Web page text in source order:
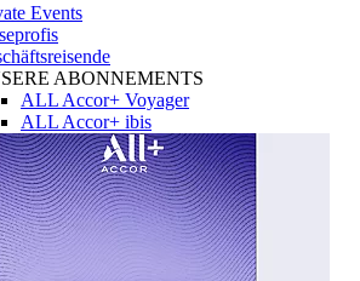
Events
ABONNEMENTS
ALL Accor+ Voyager
ALL Accor+ ibis